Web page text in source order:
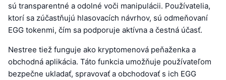
sú transparentné a odolné voči manipulácii. Používatelia,
ktorí sa zúčastňujú hlasovacích návrhov, sú odmeňovaní
EGG tokenmi, čím sa podporuje aktívna a čestná účasť.
Nestree tiež funguje ako kryptomenová peňaženka a
obchodná aplikácia. Táto funkcia umožňuje používateľom
bezpečne ukladať, spravovať a obchodovať s ich EGG